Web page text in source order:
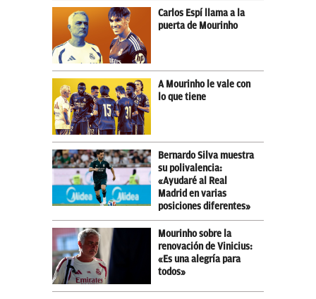
Carlos Espí llama a la
puerta de Mourinho
A Mourinho le vale con
lo que tiene
Bernardo Silva muestra
su polivalencia:
«Ayudaré al Real
Madrid en varias
posiciones diferentes»
Mourinho sobre la
renovación de Vinicius:
«Es una alegría para
todos»